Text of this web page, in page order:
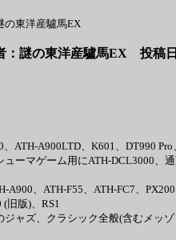
ATH-A900LTD、K601、DT990 Pro
ーマゲーム用にATH-DCL3000、
、ATH-F55、ATH-FC7、
旧版)、RS1
ャズ、クラシック全般(含むメ
：謎の東洋産驢馬EX 投稿日
東洋産驢馬EX